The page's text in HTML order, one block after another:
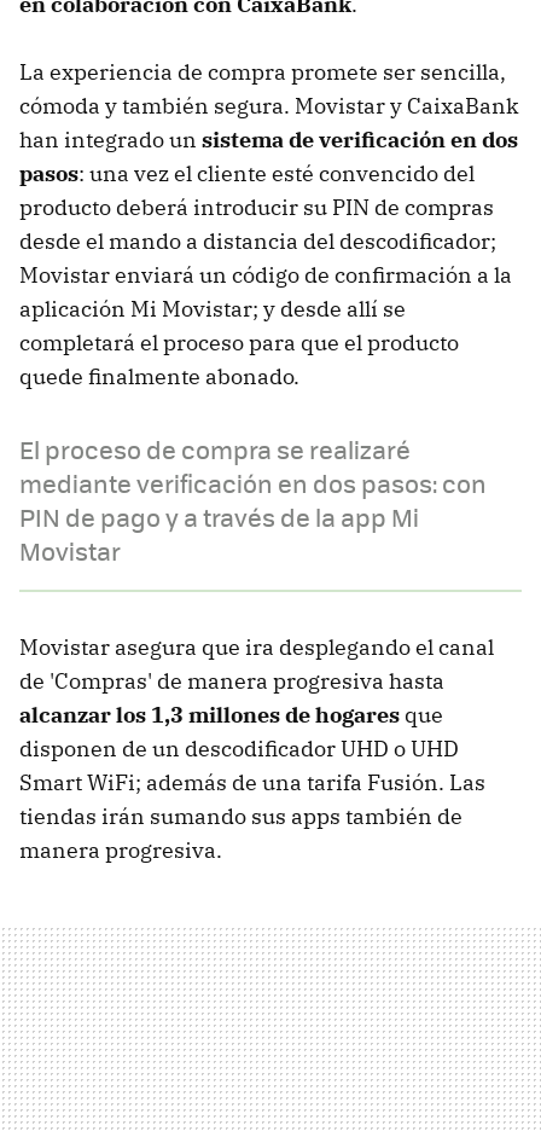
La experiencia de compra promete ser sencilla,
cómoda y también segura. Movistar y CaixaBank
han integrado un sistema de verificación en dos
pasos: una vez el cliente esté convencido del
producto deberá introducir su PIN de compras
desde el mando a distancia del descodificador;
Movistar enviará un código de confirmación a la
aplicación Mi Movistar; y desde allí se
completará el proceso para que el producto
quede finalmente abonado.
El proceso de compra se realizaré
mediante verificación en dos pasos: con
PIN de pago y a través de la app Mi
Movistar
Movistar asegura que ira desplegando el canal
de 'Compras' de manera progresiva hasta
alcanzar los 1,3 millones de hogares que
disponen de un descodificador UHD o UHD
Smart WiFi; además de una tarifa Fusión. Las
tiendas irán sumando sus apps también de
manera progresiva.